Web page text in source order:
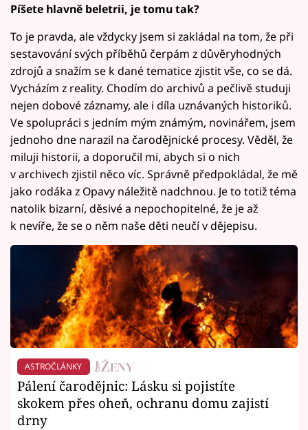
Píšete hlavně beletrii, je tomu tak?
To je pravda, ale vždycky jsem si zakládal na tom, že při
sestavování svých příběhů čerpám z důvěryhodných
zdrojů a snažím se k dané tematice zjistit vše, co se dá.
Vycházím z reality. Chodím do archivů a pečlivě studuji
nejen dobové záznamy, ale i díla uznávaných historiků.
Ve spolupráci s jedním mým známým, novinářem, jsem
jednoho dne narazil na čarodějnické procesy. Věděl, že
miluji historii, a doporučil mi, abych si o nich
v archivech zjistil něco víc. Správně předpokládal, že mě
jako rodáka z Opavy náležitě nadchnou. Je to totiž téma
natolik bizarní, děsivé a nepochopitelné, že je až
k nevíře, že se o něm naše děti neučí v dějepisu.
ASTROČLÁNKY
Pálení čarodějnic: Lásku si pojistíte
skokem přes oheň, ochranu domu zajistí
drny